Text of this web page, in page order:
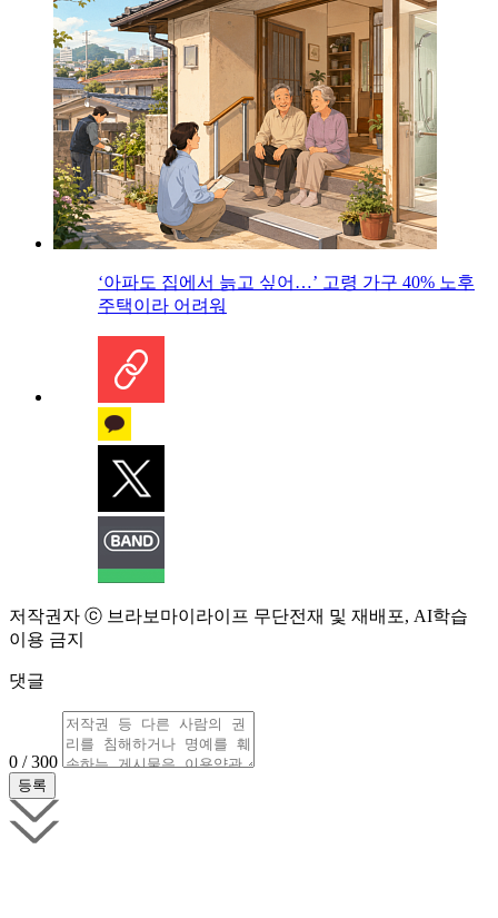
‘아파도 집에서 늙고 싶어…’ 고령 가구 40% 노후
주택이라 어려워
저작권자 ⓒ 브라보마이라이프 무단전재 및 재배포, AI학습
이용 금지
댓글
0 / 300